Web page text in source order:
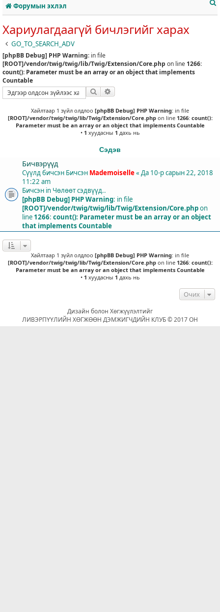
Форумын эхлэл
Хариулагдаагүй бичлэгийг харах
GO_TO_SEARCH_ADV
[phpBB Debug] PHP Warning: in file
[ROOT]/vendor/twig/twig/lib/Twig/Extension/Core.php on line 1266:
count(): Parameter must be an array or an object that implements
Countable
Хайлт
Хайлтаар 1 зүйл олдлоо [phpBB Debug] PHP Warning: in file
[ROOT]/vendor/twig/twig/lib/Twig/Extension/Core.phpon line 1266: count():
Parameter must be an array or an object that implements Countable
• 1 хуудасны 1 дахь нь
Сэдэв
Бичвэрүүд
Сүүлд бичсэн Бичсэн Mademoiselle« Да 10-р сарын 22, 2018
11:22 am
Бичсэн in Чөлөөт сэдвүүд..
[phpBB Debug] PHP Warning: in file
[ROOT]/vendor/twig/twig/lib/Twig/Extension/Core.phpon
line 1266: count(): Parameter must be an array or an object
that implements Countable
Хайлтаар 1 зүйл олдлоо [phpBB Debug] PHP Warning: in file
[ROOT]/vendor/twig/twig/lib/Twig/Extension/Core.phpon line 1266: count():
Parameter must be an array or an object that implements Countable
• 1 хуудасны 1 дахь нь
Очих
Дизайн болон Хөгжүүлэлтийг
ЛИВЭРПҮҮЛИЙН ХӨГЖӨӨН ДЭМЖИГЧДИЙН КЛУБ © 2017 ОН